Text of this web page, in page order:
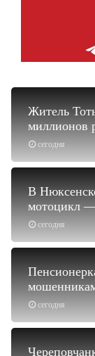
сегодня
Житель
миллионов
сегодня
В
мотоцикл —
сегодня